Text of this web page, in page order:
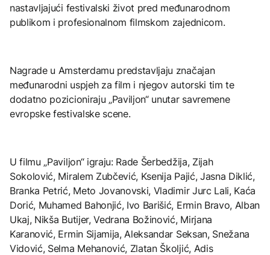
nastavljajući festivalski život pred međunarodnom
publikom i profesionalnom filmskom zajednicom.
Nagrade u Amsterdamu predstavljaju značajan
međunarodni uspjeh za film i njegov autorski tim te
dodatno pozicioniraju „Paviljon“ unutar savremene
evropske festivalske scene.
U filmu „Paviljon“ igraju: Rade Šerbedžija, Zijah
Sokolović, Miralem Zubčević, Ksenija Pajić, Jasna Diklić,
Branka Petrić, Meto Jovanovski, Vladimir Jurc Lali, Kaća
Dorić, Muhamed Bahonjić, Ivo Barišić, Ermin Bravo, Alban
Ukaj, Nikša Butijer, Vedrana Božinović, Mirjana
Karanović, Ermin Sijamija, Aleksandar Seksan, Snežana
Vidović, Selma Mehanović, Zlatan Školjić, Adis